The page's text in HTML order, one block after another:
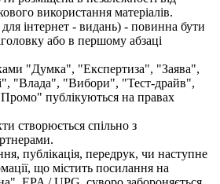
використання матеріалів.
інтернет - видань) - повинна бути
або в першому абзаці
"Думка", "Експертиза", "Заява",
"Влада", "Вибори", "Тест-драйв",
публікуються на правах
створюється спільно з
публікація, передрук, чи наступне
що містить посилання на